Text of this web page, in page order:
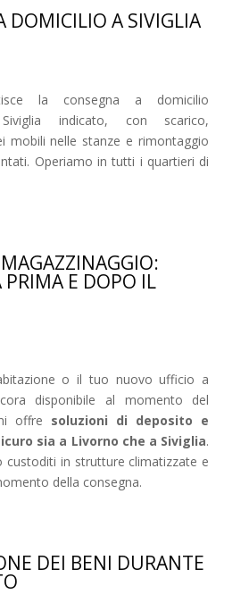
DOMICILIO A SIVIGLIA
la consegna a domicilio
indicato, con scarico,
mobili nelle stanze e rimontaggio
Operiamo in tutti i quartieri di
PRIMA E DOPO IL
o il tuo nuovo ufficio a
disponibile al momento del
offre soluzioni di deposito e
sia a Livorno che a Siviglia.
custoditi in strutture climatizzate e
della consegna.
DEI BENI DURANTE